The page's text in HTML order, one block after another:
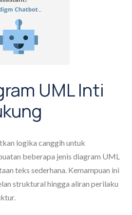
UML Inti
logika canggih untuk
beberapa jenis diagram UML
teks sederhana. Kemampuan ini
struktural hingga aliran perilaku